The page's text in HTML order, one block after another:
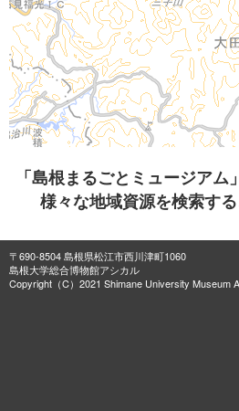
「島根まるごとミュージア
様々な地域資源を検索する
〒690-8504 島根県松江市西川津町1060
島根大学総合博物館アシカル
Copyright（C）2021 Shimane University Museum